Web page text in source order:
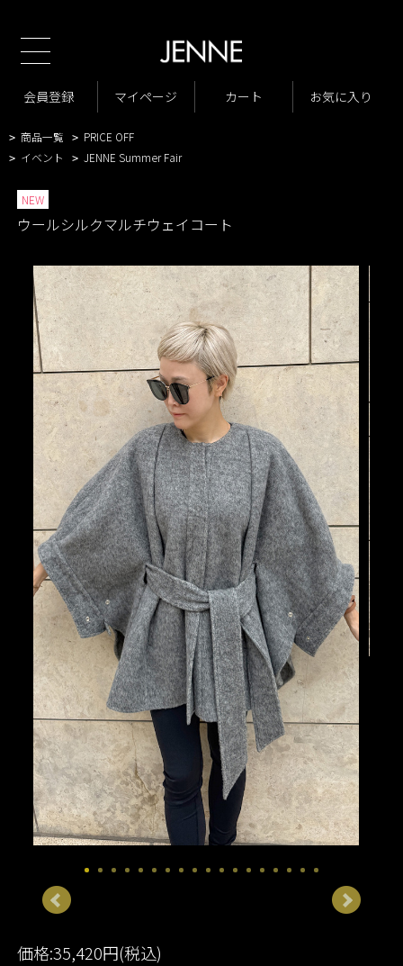
会員登録 マイページ カート お気に入り
TOP
商品一覧 > New Arrivals
VARIATION LIST2 ウールシルクマルチウェイコート
> 商品一覧 > PRICE OFF
> イベント > JENNE Summer Fair
NEW
ウールシルクマルチウェイコート
価格:35,420円(税込)